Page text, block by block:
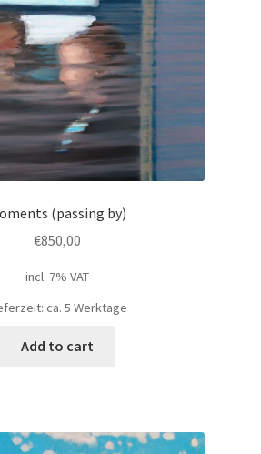
(passing by)
€850,00
incl. 7% VAT
ca. 5 Werktage
Add to cart